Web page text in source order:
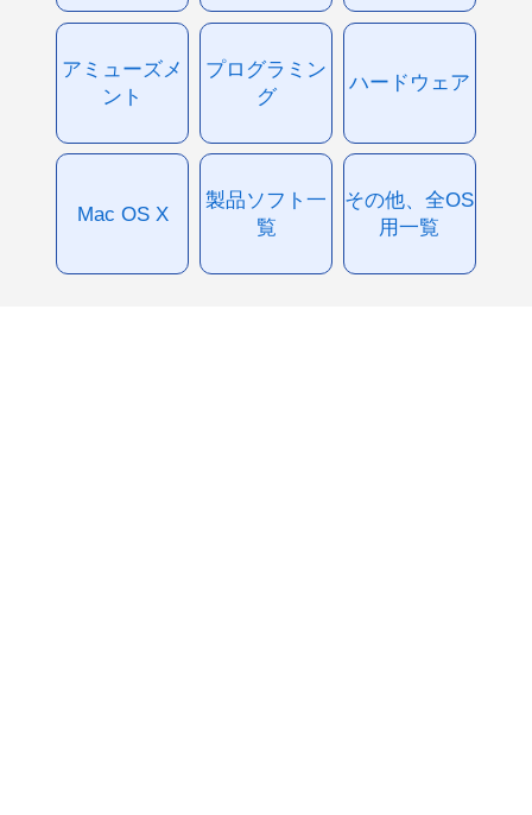
アミューズメ
ント
プログラミン
グ
ハードウェア
Mac OS X
製品ソフト一
覧
その他、全OS
用一覧